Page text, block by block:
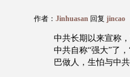
作者： Jinhuasan 回复 jincao
中共长期以来宣称
中共自称“强大”了
巴做人，生怕与中